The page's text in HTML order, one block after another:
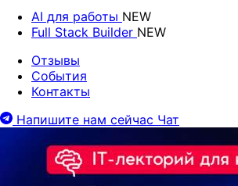
AI для работы NEW
Full Stack Builder NEW
Отзывы
События
Контакты
Напишите нам сейчас Чат